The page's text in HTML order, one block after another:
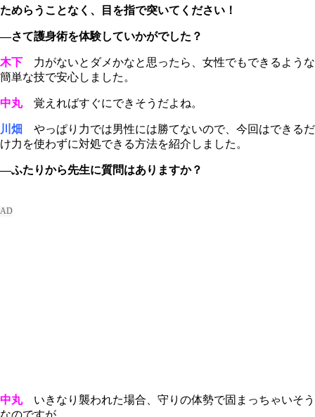
ためらうことなく、目を指で突いてください！
―さて護身術を体験していかがでした？
木下 力がないとダメかなと思ったら、女性でもできるような
簡単な技で安心しました。
中丸覚えればすぐにできそうだよね。
川畑
やっぱり力では男性には勝てないので、今回はできるだ
け力を使わずに対処できる方法を紹介しました。
―ふたりから先生に質問はありますか？
中丸いきなり襲われた場合、守りの体勢で固まっちゃいそう
なのですが。